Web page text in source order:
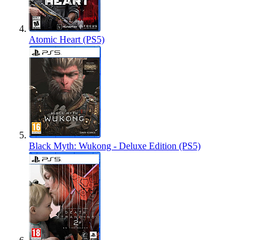
Atomic Heart (PS5)
Black Myth: Wukong - Deluxe Edition (PS5)